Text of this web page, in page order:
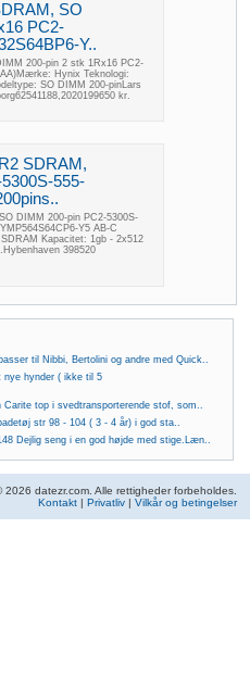
SO
PC2-
Y..
200-pin 2 stk 1Rx16 PC2-
Hynix Teknologi:
SO DIMM 200-pinLars
kr.
SDRAM,
555-
DIMM 200-pin PC2-5300S-
Y5 AB-C
Kapacitet: 1gb - 2x512
398520
til Nibbi, Bertolini og andre med Quick..
nye hynder ( ikke til 5
top i svedtransporterende stof, som..
str 98 - 104 ( 3 - 4 år) i god sta..
Dejlig seng i en god højde med stige.Læn..
2026 datezr.com. Alle rettigheder forbeholdes.
Kontakt | Privatliv | Vilkår og betingelser